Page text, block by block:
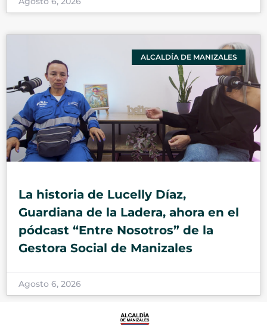
ALCALDÍA DE MANIZALES
La historia de Lucelly Díaz,
Guardiana de la Ladera, ahora en el
pódcast “Entre Nosotros” de la
Gestora Social de Manizales
Agosto 6, 2026